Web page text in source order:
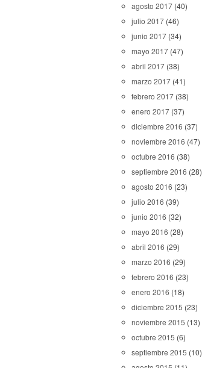
agosto 2017 (40)
julio 2017 (46)
junio 2017 (34)
mayo 2017 (47)
abril 2017 (38)
marzo 2017 (41)
febrero 2017 (38)
enero 2017 (37)
diciembre 2016 (37)
noviembre 2016 (47)
octubre 2016 (38)
septiembre 2016 (28)
agosto 2016 (23)
julio 2016 (39)
junio 2016 (32)
mayo 2016 (28)
abril 2016 (29)
marzo 2016 (29)
febrero 2016 (23)
enero 2016 (18)
diciembre 2015 (23)
noviembre 2015 (13)
octubre 2015 (6)
septiembre 2015 (10)